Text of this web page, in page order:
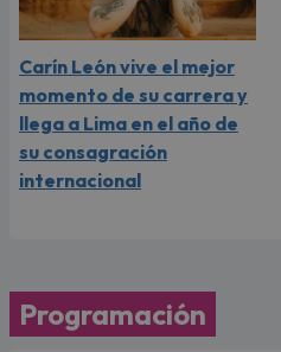
Carín León vive el mejor
momento de su carrera y
llega a Lima en el año de
su consagración
internacional
Programación